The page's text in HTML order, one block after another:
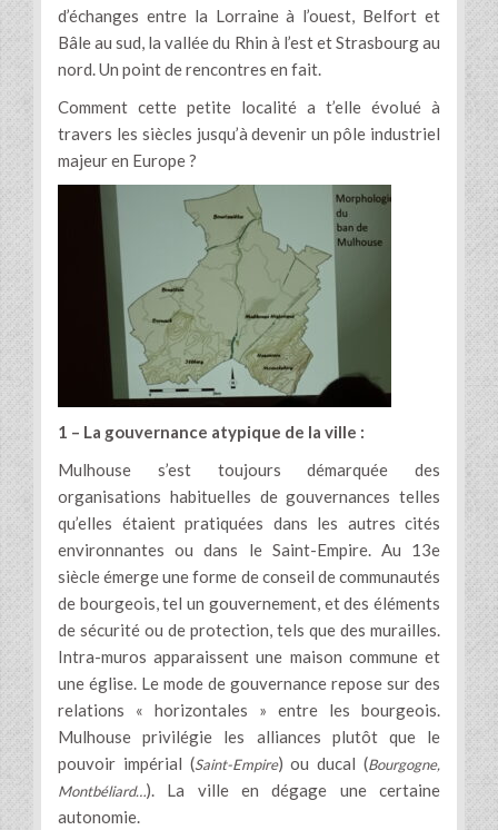
d’échanges entre la Lorraine à l’ouest, Belfort et
Bâle au sud, la vallée du Rhin à l’est et Strasbourg au
nord. Un point de rencontres en fait.
Comment cette petite localité a t’elle évolué à
travers les siècles jusqu’à devenir un pôle industriel
majeur en Europe ?
1 – La gouvernance atypique de la ville :
Mulhouse s’est toujours démarquée des
organisations habituelles de gouvernances telles
qu’elles étaient pratiquées dans les autres cités
environnantes ou dans le Saint-Empire. Au 13e
siècle émerge une forme de conseil de communautés
de bourgeois, tel un gouvernement, et des éléments
de sécurité ou de protection, tels que des murailles.
Intra-muros apparaissent une maison commune et
une église. Le mode de gouvernance repose sur des
relations « horizontales » entre les bourgeois.
Mulhouse privilégie les alliances plutôt que le
pouvoir impérial (Saint-Empire) ou ducal (Bourgogne,
Montbéliard…). La ville en dégage une certaine
autonomie.